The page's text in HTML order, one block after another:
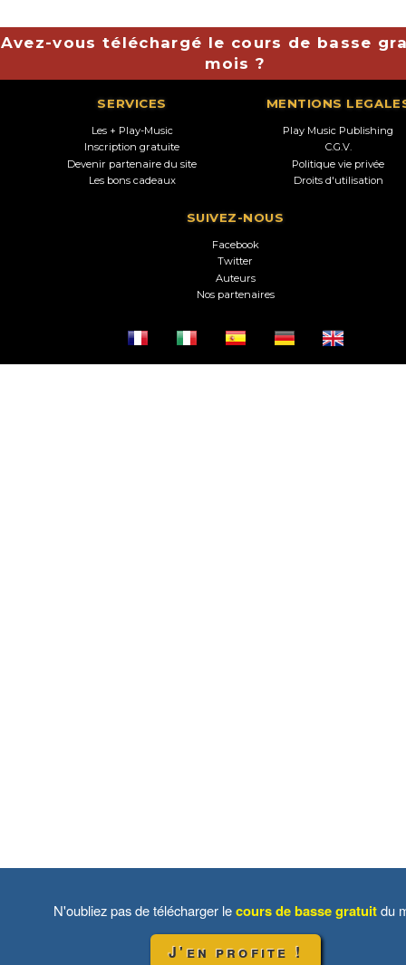
Avez-vous téléchargé le cours de basse
mois ?
SERVICES
Les + Play-Music
Inscription gratuite
Devenir partenaire du site
Les bons cadeaux
MENTIONS
Play Music Publishing
C.G.V.
Politique vie privée
Droits d'utilisation
SUIVEZ-NOUS
Facebook
Twitter
Auteurs
Nos partenaires
N'oubliez pas de télécharger lecours de basse gratuitdu
J'en profite !